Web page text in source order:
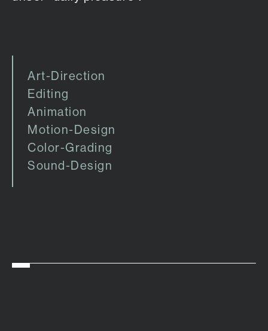
Art-Direction
Editing
Animation
Motion-Design
Color-Grading
Sound-Design